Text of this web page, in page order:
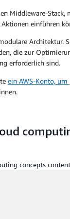
Middleware-Stack,
einführen
Architektur.
die zur
erforderlich sind.
ein AWS-Konto, um
concepts